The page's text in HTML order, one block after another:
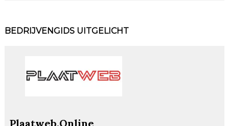
BEDRIJVENGIDS UITGELICHT
Plaatweb.Online